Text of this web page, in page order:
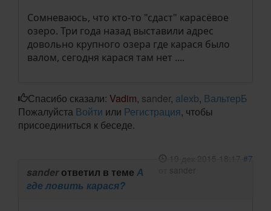
Сомневаюсь, что кто-то "сдаст" карасёвое
озеро. Три года назад выставили адрес
довольно крупного озера где карася было
валом, сегодня карася там нет ....
Спасибо сказали: Vadim, sander, alexb, ВальтерБ
Пожалуйста Войти или Регистрация, чтобы
присоединиться к беседе.
19 дек 2015 18:17 #7
sanderответил в теме А
где ловить карася?